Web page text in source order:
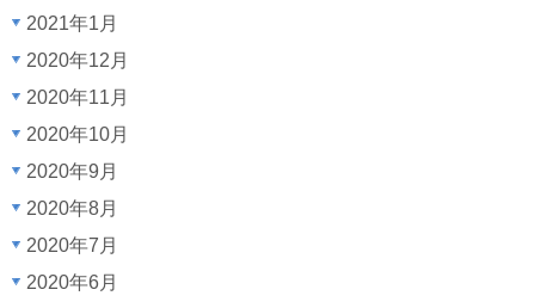
2021年1月
2020年12月
2020年11月
2020年10月
2020年9月
2020年8月
2020年7月
2020年6月